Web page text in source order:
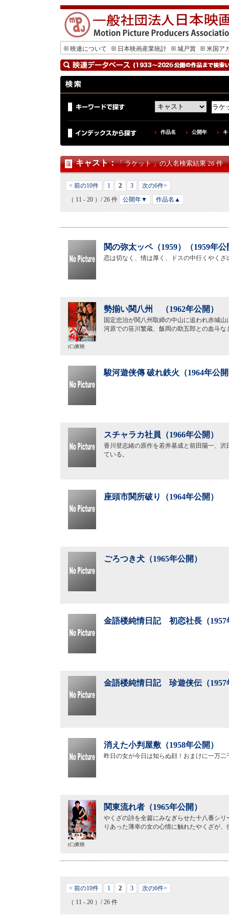
映連について 日本映画産業統計 城戸賞 米国ア
作品名 公開年
キャスト：「 ラケット 」の人名検索結果 26 件
< 前の10件 1 2 3
次の6件>
（ 11 - 20 ）/ 26 件
公開年▼ 作品名▲
関の弥太ッペ（1959）（1959年公
恋は切なく、情は厚く、ドスの中行くやく
勢揃い関八州 （1962年公開）
国定忠治が関八州取締の中山に追われ赤城
河原での笹川繁蔵、飯岡の助五郎との血斗
(C)東映
駿河遊侠傳 破れ鉄火（1964年公
スチャラカ社員（1966年公開）
香川登志緒の原作を若井基成と前田陽一、
ている。
座頭市関所破り（1964年公開）
ごろつき犬（1965年公開）
金語楼純情日記 初恋社長（1957
金語楼純情日記 珍遊侠伝（1957
消えた小判屋敷（1958年公開）
昨日の女が今日は知らぬ顔！おまけに一万
関東流れ者（1965年公開）
やくざの詩を全篇にみなぎらせた十八番シ
りあった薄幸の女の心情に触れたやくざが
(C)東映
< 前の10件 1 2 3
次の6件>
（ 11 - 20 ）/ 26 件